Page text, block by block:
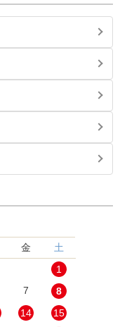
金
土
1
7
8
14
15